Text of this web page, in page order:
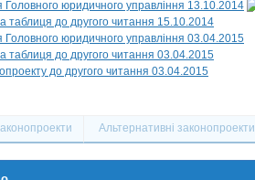
Головного юридичного управління 13.10.2014
таблиця до другого читання 15.10.2014
Головного юридичного управління 03.04.2015
таблиця до другого читання 03.04.2015
до другого читання 03.04.2015
Альтернативні законопроекти